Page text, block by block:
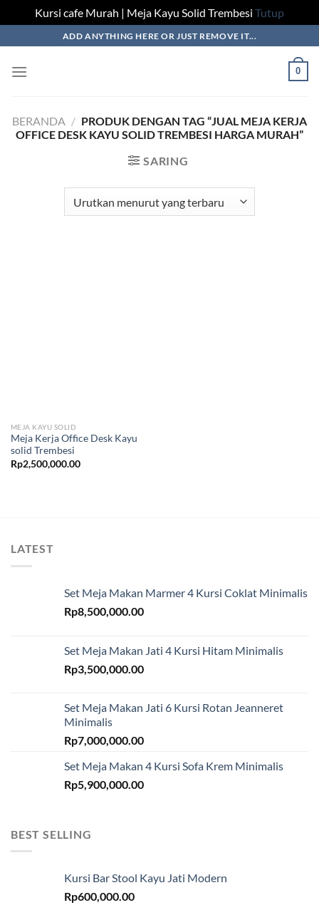
Kursi cafe Murah | Meja Kayu Solid Trembesi Tutup
to
content
ADD ANYTHING HERE OR JUST REMOVE IT...
0
BERANDA / PRODUK DENGAN TAG “JUAL MEJA KERJA
OFFICE DESK KAYU SOLID TREMBESI HARGA MURAH”
SARING
MEJA KAYU SOLID
Meja Kerja Office Desk Kayu
solid Trembesi
Rp2,500,000.00
LATEST
Set Meja Makan Marmer 4 Kursi Coklat Minimalis
Rp8,500,000.00
Set Meja Makan Jati 4 Kursi Hitam Minimalis
Rp3,500,000.00
Set Meja Makan Jati 6 Kursi Rotan Jeanneret
Minimalis
Rp7,000,000.00
Set Meja Makan 4 Kursi Sofa Krem Minimalis
Rp5,900,000.00
BEST SELLING
Kursi Bar Stool Kayu Jati Modern
Rp600,000.00